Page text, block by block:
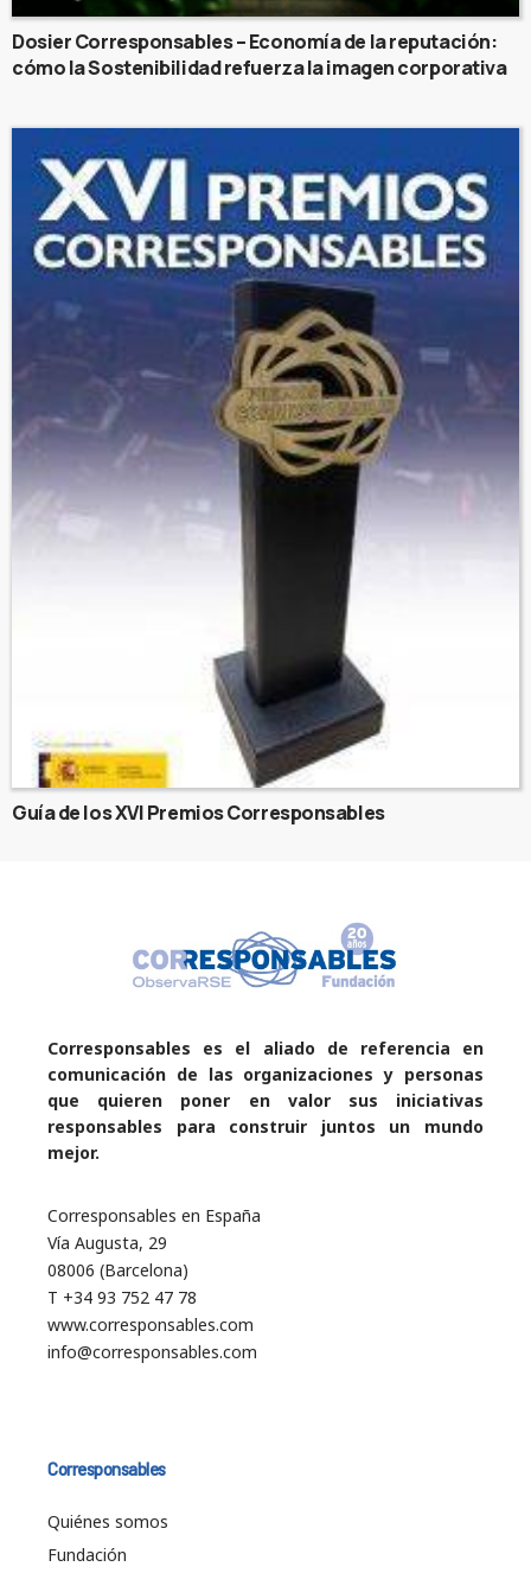
Dosier Corresponsables – Economía de la reputación:
cómo la Sostenibilidad refuerza la imagen corporativa
Guía de los XVI Premios Corresponsables
Corresponsables es el aliado de referencia en
comunicación de las organizaciones y personas
que quieren poner en valor sus iniciativas
responsables para construir juntos un mundo
mejor.
Corresponsables en España
Vía Augusta, 29
08006 (Barcelona)
T +34 93 752 47 78
www.corresponsables.com
info@corresponsables.com
Corresponsables
Quiénes somos
Fundación